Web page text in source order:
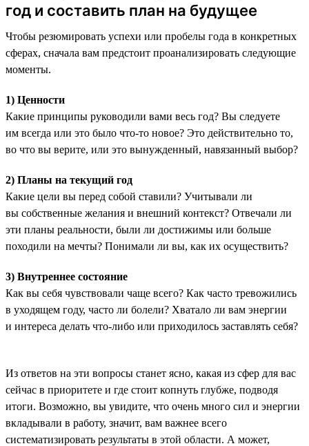
год и составить план на будущее
Чтобы резюмировать успехи или пробелы года в конкретных
сферах, сначала вам предстоит проанализировать следующие
моменты.
1) Ценности
Какие принципы руководили вами весь год? Вы следуете
им всегда или это было что-то новое? Это действительно то,
во что вы верите, или это вынужденный, навязанный выбор?
2) Планы на текущий год
Какие цели вы перед собой ставили? Учитывали ли
вы собственные желания и внешний контекст? Отвечали ли
эти планы реальности, были ли достижимы или больше
походили на мечты? Понимали ли вы, как их осуществить?
3) Внутреннее состояние
Как вы себя чувствовали чаще всего? Как часто тревожились
в уходящем году, часто ли болели? Хватало ли вам энергии
и интереса делать что-либо или приходилось заставлять себя?
Из ответов на эти вопросы станет ясно, какая из сфер для вас
сейчас в приоритете и где стоит копнуть глубже, подводя
итоги. Возможно, вы увидите, что очень много сил и энергии
вкладывали в работу, значит, вам важнее всего
систематизировать результаты в этой области. А может,